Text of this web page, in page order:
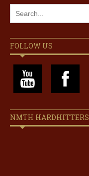
FOLLOW US
NMTH HARDHITTERS